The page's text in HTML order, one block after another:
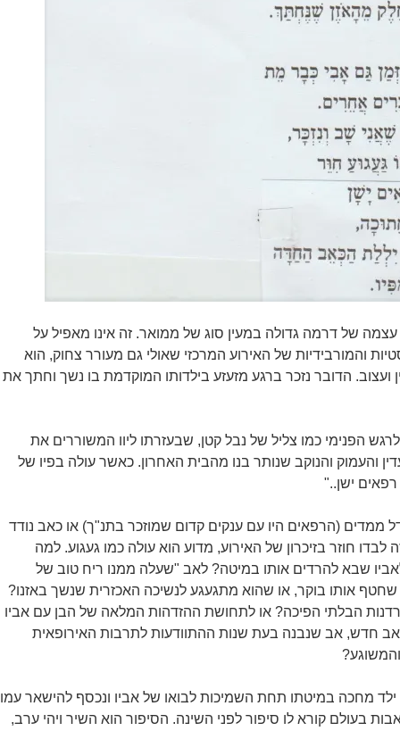
עצמה של דרמה גדולה במעין סוג של ממואר. זה אינו מאפיל על
והמורבידיות של האירוע המרכזי שאולי גם מעורר צחוק, הוא
ועצוב. הדובר נזכר ברגע מזעזע בילדותו המוקדמת בו נשך וחתך את
הפנימי כמו צליל של נבל קטן, שבעזרתו ליוו המשוררים את
והעמוק והנוקב שנותר בנו מהבית האחרון. כאשר עולה בפיו של
ישן.."
ממדים (הרפאים היו עם ענקים קדום שמוזכר בתנ"ך) או כאב נודד
חוזר בזיכרון של האירוע, מדוע הוא עולה כמו געגוע. למה
שבא להרדים אותו במיטה? לאב "שעלה ממנו ריח טוב של
אותו בוקר, או שהוא מתגעגע לנשיכה האכזרית שנשך באזנו?
הבלתי הפיכה? או לתחושת ההזדהות המלאה של הבן עם אביו
חדש, אב שנבנה בעת שנות ההתוודעות לתרבות האירופאית
והמשוגע?
ילד מחכה במיטתו תחת השמיכות לבואו של אביו ונכסף להישאר עמו
בעולם קורא לו סיפור לפני השינה. הסיפור הוא השיר ויהי ערב,